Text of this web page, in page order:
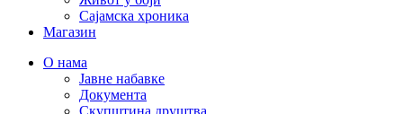
Сајамска хроника
Магазин
О нама
Јавне набавке
Документа
Скупштина друштва